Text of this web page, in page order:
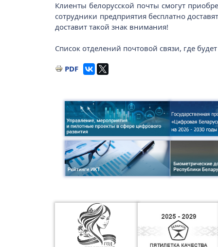
Клиенты белорусской почты смогут
сотрудники предприятия бесплатно
доставит такой знак внимания!
Список отделений почтовой связи, где
PDF